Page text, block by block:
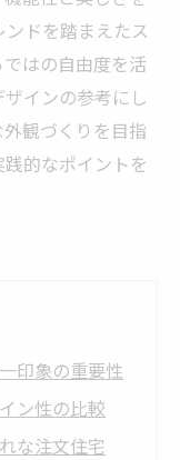
ドを踏まえたス
はの自由度を活
インの参考にし
観づくりを目指
的なポイントを
印象の重要性
ン性の比較
な注文住宅